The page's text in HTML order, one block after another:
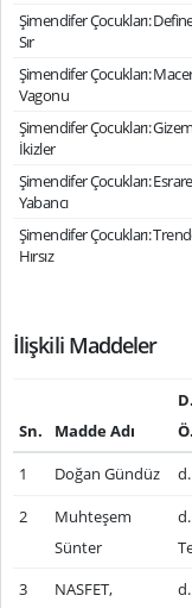
Şimendifer Çocukları:
Sır
Şimendifer Çocukları:
Vagonu
Şimendifer Çocukları:
İkizler
Şimendifer Çocukları:
Yabancı
Şimendifer Çocukları:
Hırsız
İlişkili Maddeler
Sn. Madde Adı
1
Doğan Gündüz
2
Muhteşem
Sünter
3
NASFET,